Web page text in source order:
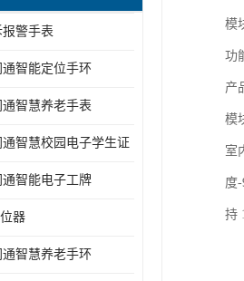
智能睡眠带
智慧养老手环
报警手表
通智能定位手环
通智慧养老手表
通智慧校园电子学生证
通智能电子工牌
器
通智慧养老手环
模
功
产
模
室
度
持